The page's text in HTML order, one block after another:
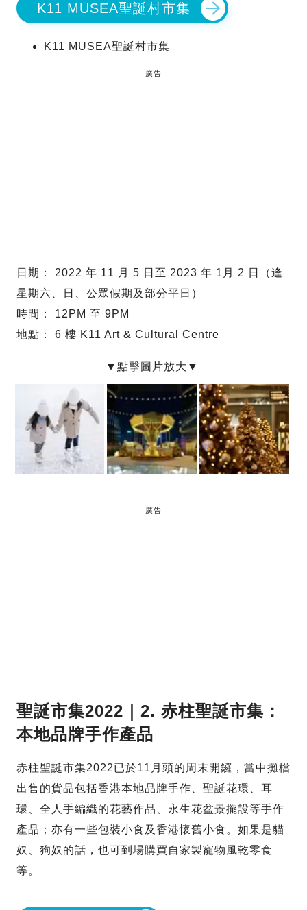
K11 MUSEA聖誕村市集
K11 MUSEA聖誕村市集
廣告
日期： 2022 年 11 月 5 日至 2023 年 1月 2 日（逢
星期六、日、公眾假期及部分平日）
時間： 12PM 至 9PM
地點： 6 樓 K11 Art & Cultural Centre
廣告
聖誕市集2022｜2. 赤柱聖誕市集：
本地品牌手作產品
赤柱聖誕市集2022已於11月頭的周末開鑼，當中攤檔
出售的貨品包括香港本地品牌手作、聖誕花環、耳
環、全人手編織的花藝作品、永生花盆景擺設等手作
產品；亦有一些包裝小食及香港懷舊小食。如果是貓
奴、狗奴的話，也可到場購買自家製寵物風乾零食
等。